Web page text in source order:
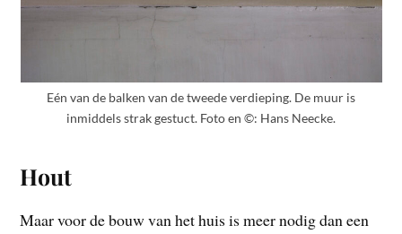
Eén van de balken van de tweede verdieping. De muur is
inmiddels strak gestuct. Foto en ©: Hans Neecke.
Hout
Maar voor de bouw van het huis is meer nodig dan een